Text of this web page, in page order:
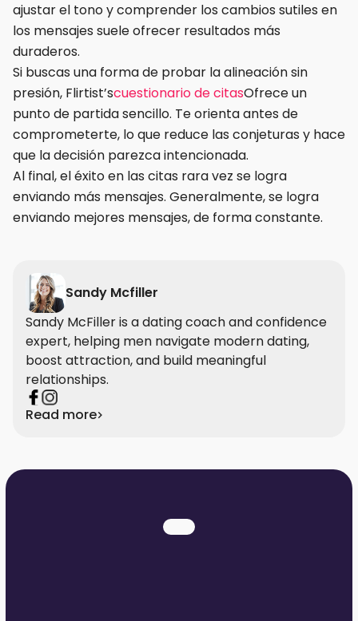
ajustar el tono y comprender los cambios sutiles en
los mensajes suele ofrecer resultados más
duraderos.
Si buscas una forma de probar la alineación sin
presión, Flirtist’scuestionario de citasOfrece un
punto de partida sencillo. Te orienta antes de
comprometerte, lo que reduce las conjeturas y hace
que la decisión parezca intencionada.
Al final, el éxito en las citas rara vez se logra
enviando más mensajes. Generalmente, se logra
enviando mejores mensajes, de forma constante.
Sandy Mcfiller
Sandy McFiller is a dating coach and confidence
expert, helping men navigate modern dating,
boost attraction, and build meaningful
relationships.
Read more